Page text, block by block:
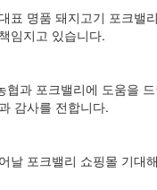
표 명품 돼지고기 포크밸
임지고 있습니다.
협과 포크밸리에 도움을
감사를 전합니다.
날 포크밸리 쇼핑몰 기대